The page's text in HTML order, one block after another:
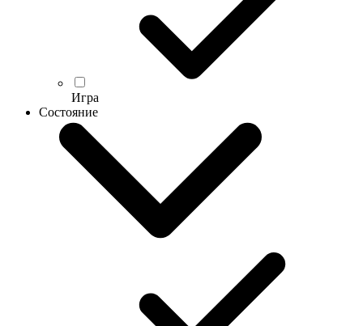
Игра
Состояние